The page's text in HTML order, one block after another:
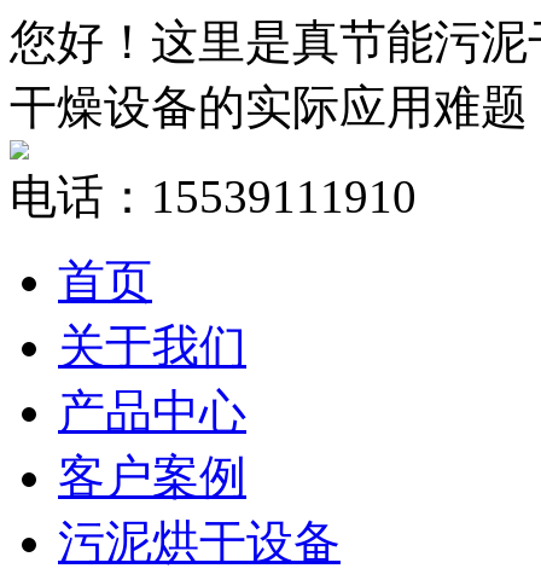
您好！这里是真节能污
干燥设备的实际应用难题
电话：15539111910
首页
关于我们
产品中心
客户案例
污泥烘干设备